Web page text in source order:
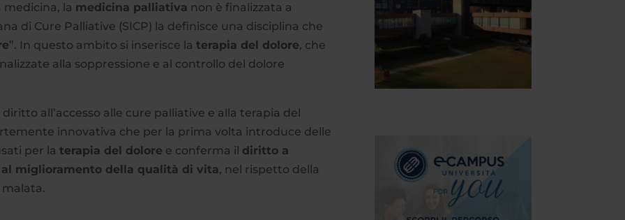
la medicina palliativa non è finalizzata a
di Cure Palliative (SICP) la definisce una disciplina che
”. In questo ambito si inserisce laterapia del dolore, che
alla soppressione e al controllo del dolore
all’accesso alle cure palliative e alla terapia del
innovativa che per la prima volta introduce delle
per laterapia del dolore e conferma il diritto a
miglioramento della qualità di vita, nel rispetto della